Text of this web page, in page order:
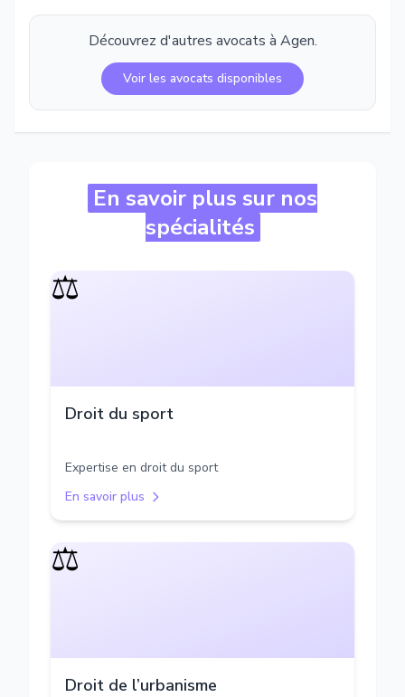
Découvrez d'autres avocats à Agen.
Voir les avocats disponibles
En savoir plus sur nos
spécialités
⚖️
Droit du sport
Expertise en droit du sport
En savoir plus
⚖️
Droit de l’urbanisme